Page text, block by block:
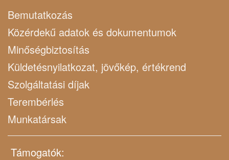
Bemutatkozás
Közérdekű adatok és dokumentumok
Minőségbiztosítás
Küldetésnyilatkozat, jövőkép, értékrend
Szolgáltatási díjak
Terembérlés
Munkatársak
Támogatók: